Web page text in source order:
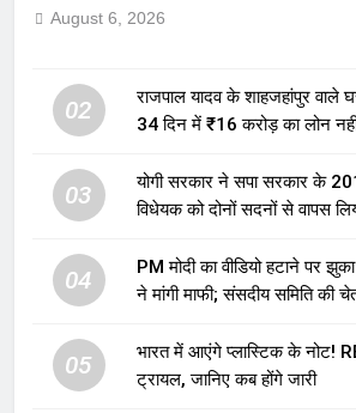
August 6, 2026
02
राजपाल यादव के शाहजहांपुर वाले
34 दिन में ₹16 करोड़ का लोन नहीं
03
योगी सरकार ने सपा सरकार के
विधेयक को दोनों सदनों से वापस
04
PM मोदी का वीडियो हटाने पर
ने मांगी माफी; संसदीय समिति की
05
भारत में आएंगे प्लास्टिक के नोट!
ट्रायल, जानिए कब होंगे जारी